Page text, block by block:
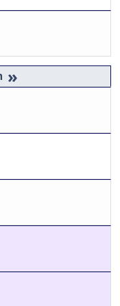
»